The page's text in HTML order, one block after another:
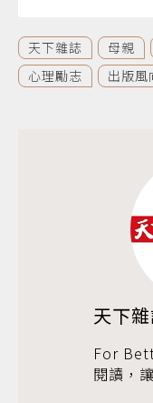
天下雜誌 母親
心理勵志
出版風
天下
For
閱讀，